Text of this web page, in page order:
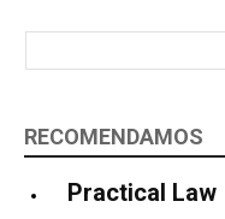
RECOMENDAMOS
Practical Law